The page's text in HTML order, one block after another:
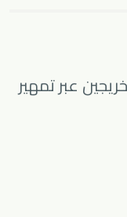
عبر تمهير